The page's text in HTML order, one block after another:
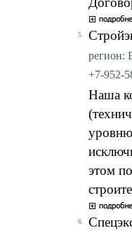
5.
регион:
+7-952-
Наша
этом
6.